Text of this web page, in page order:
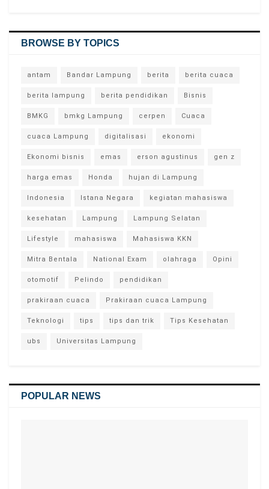
BROWSE BY TOPICS
antam Bandar Lampung berita berita cuaca
berita lampung berita pendidikan Bisnis
BMKG bmkg Lampung cerpen Cuaca
cuaca Lampung digitalisasi ekonomi
Ekonomi bisnis emas erson agustinus gen z
harga emas Honda hujan di Lampung
Indonesia Istana Negara kegiatan mahasiswa
kesehatan Lampung Lampung Selatan
Lifestyle mahasiswa Mahasiswa KKN
Mitra Bentala National Exam olahraga Opini
otomotif Pelindo pendidikan
prakiraan cuaca Prakiraan cuaca Lampung
Teknologi tips tips dan trik Tips Kesehatan
ubs Universitas Lampung
POPULAR NEWS